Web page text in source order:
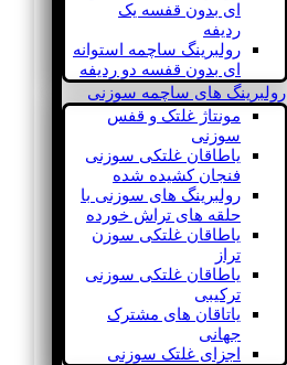
ای بدون قفسه یک
ردیفه
رولبرینگ ساچمه استوانه
ای بدون قفسه دو ردیفه
رولبرینگ های ساچمه سوزنی
مونتاژ غلتک و قفس
سوزنی
یاطاقان غلتکی سوزنی
فنجان کشیده شده
رولبرینگ های سوزنی با
حلقه های تراش خورده
یاطاقان غلتکی سوزن
تراز
یاطاقان غلتکی سوزنی
ترکیبی
یاتاقان های مشترک
جهانی
اجزای غلتک سوزنی